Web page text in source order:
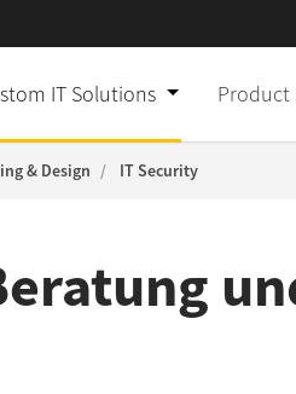
IT Solutions Product
& Design IT Security